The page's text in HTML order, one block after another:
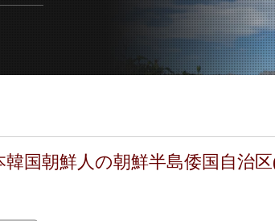
韓国朝鮮人の朝鮮半島倭国自治